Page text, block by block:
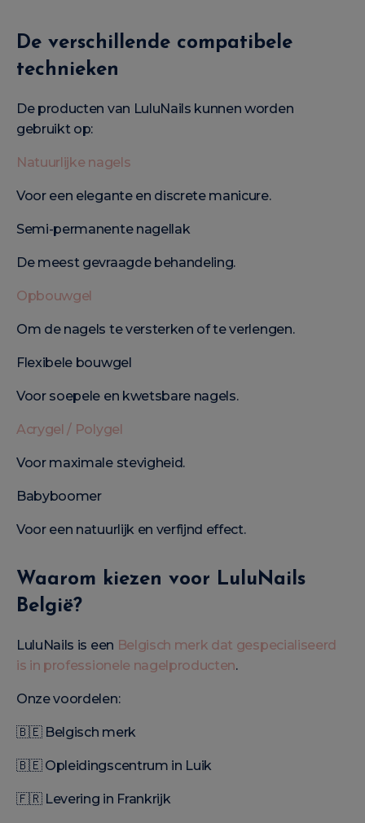
De verschillende compatibele
technieken
De producten van LuluNails kunnen worden
gebruikt op:
Natuurlijke nagels
Voor een elegante en discrete manicure.
Semi-permanente nagellak
De meest gevraagde behandeling.
Opbouwgel
Om de nagels te versterken of te verlengen.
Flexibele bouwgel
Voor soepele en kwetsbare nagels.
Acrygel / Polygel
Voor maximale stevigheid.
Babyboomer
Voor een natuurlijk en verfijnd effect.
Waarom kiezen voor LuluNails
België?
LuluNails is een Belgisch merk dat gespecialiseerd
is in professionele nagelproducten.
Onze voordelen:
🇧🇪 Belgisch merk
🇧🇪 Opleidingscentrum in Luik
🇫🇷 Levering in Frankrijk